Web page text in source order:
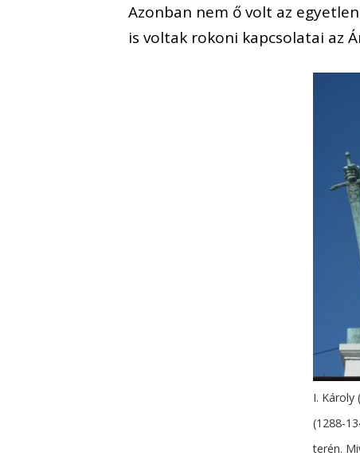
Azonban nem ő volt az
is voltak rokoni kapcsolatai az
I. Károly
(1288-
terén.